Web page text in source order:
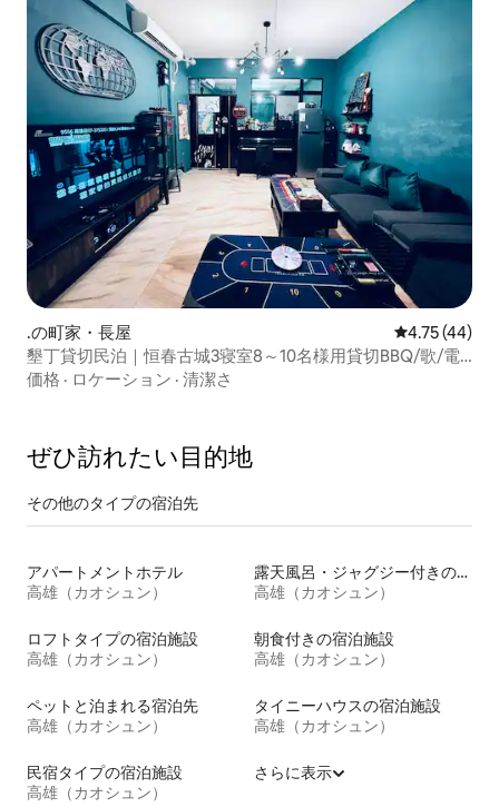
.の町家・長屋 レビュー44
4.75 (44)
墾丁貸切民泊｜恒春古城3寝室8～10名様用貸切BBQ/歌/電
動麻雀/テキサスホールデム/プール/歩いて5分で駅
価格 · ロケーション · 清潔さ
ぜひ訪⁠れ⁠た⁠い目⁠的⁠地
その他のタ⁠イ⁠プ⁠の宿⁠泊⁠先
アパートメントホテル
高雄（カオシュン）
露天風呂・ジャグジー付きの宿泊施設
高雄（カオシュン）
ロフトタイプの宿泊施設
高雄（カオシュン）
朝食付きの宿泊施設
高雄（カオシュン）
ペットと泊まれる宿泊先
高雄（カオシュン）
タイニーハウスの宿泊施設
高雄（カオシュン）
民宿タイプの宿泊施設
高雄（カオシュン）
さらに表示